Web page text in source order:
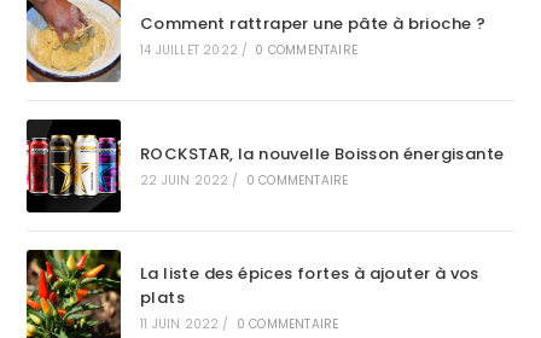
Comment rattraper une pâte à brioche ?
14 JUILLET 2022 / 0 COMMENTAIRE
ROCKSTAR, la nouvelle Boisson énergisante
22 JUIN 2022 / 0 COMMENTAIRE
La liste des épices fortes à ajouter à vos
plats
11 JUIN 2022 / 0 COMMENTAIRE